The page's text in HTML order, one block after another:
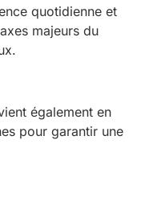
quotidienne et
majeurs du
également en
pour garantir une